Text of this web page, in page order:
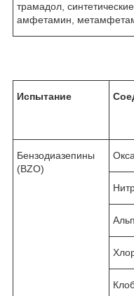
трамадол,
амфетамин,
Испытание
Бензодиазепины
(BZO)